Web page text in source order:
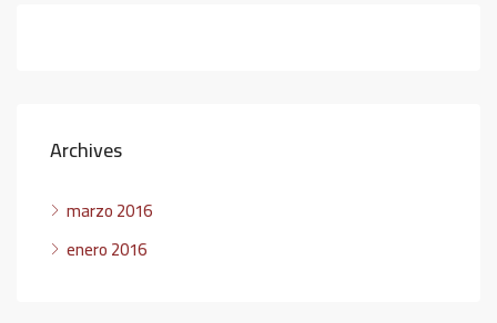
Archives
marzo 2016
enero 2016